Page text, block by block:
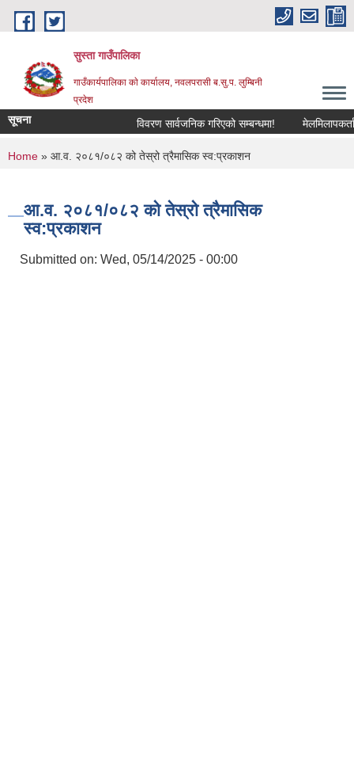
Skip to main content
सुस्ता गाउँपालिका
गाउँकार्यपालिका काे कार्यालय, नवलपरासी ब.सु.प. लुम्बिनी
प्रदेश
सूचना विवरण सार्वजनिक गरिएको सम्बन्धमा!
You are here
Home » आ.व. २०८१/०८२ को तेस्रो त्रैमासिक स्व:प्रकाशन
आ.व. २०८१/०८२ को तेस्रो त्रैमासिक
स्व:प्रकाशन
Submitted on: Wed, 05/14/2025 - 00:00